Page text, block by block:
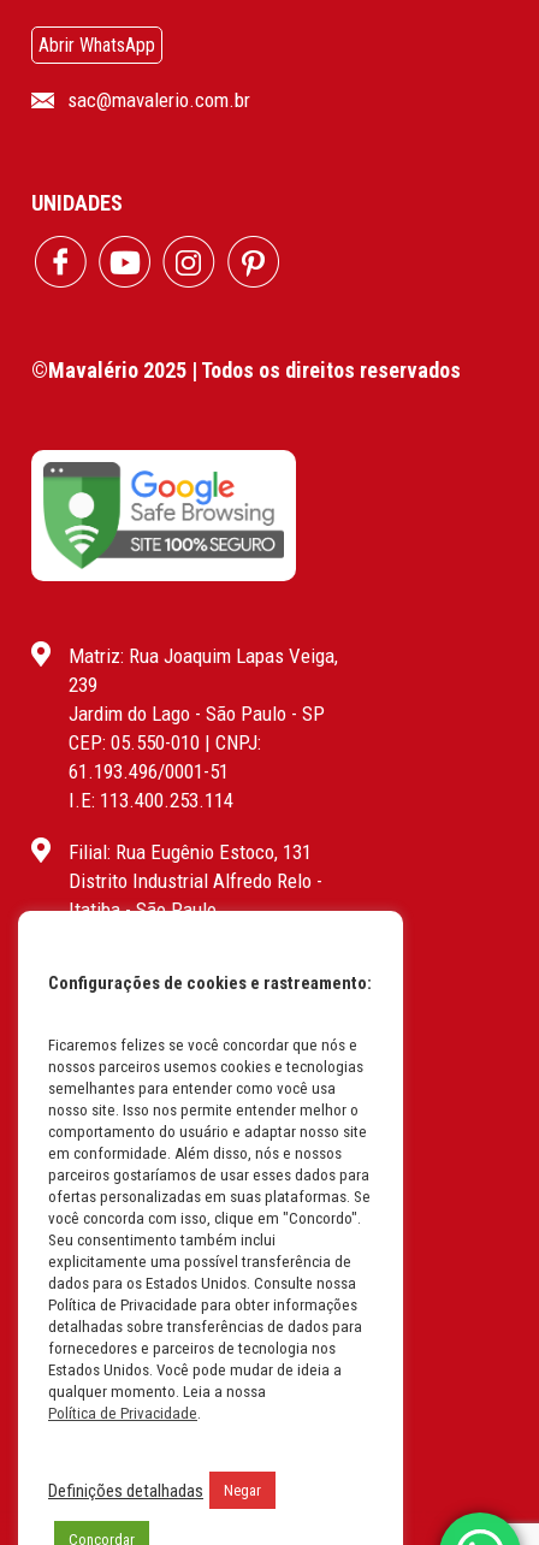
Abrir WhatsApp
sac@mavalerio.com.br
UNIDADES
©Mavalério 2025 | Todos os direitos reservados
Matriz: Rua Joaquim Lapas Veiga,
239
Jardim do Lago - São Paulo - SP
CEP: 05.550-010 | CNPJ:
61.193.496/0001-51
I.E: 113.400.253.114
Filial: Rua Eugênio Estoco, 131
Distrito Industrial Alfredo Relo -
Itatiba - São Paulo
I.E: 382.096.357.1147
Filial: Av. Odila Chaves Rodrigues,
1277
Parque industrial RM - Condomínio
Therapark - Jundiaí - São Paulo
CEP: 13.213-087 | CNPJ:
61.193.496/0018-08
I.E: 407.642.800.114
Filial: Rua em Projeto G, 728 – Letra A
B C D
Tabuleiro do Martins – Maceió -
Alagoas
CEP. 57081-036 | CNPJ:
61.193.496/0014-76
Filial: Mavalerio, USA Inc.
11990 N Lakeridge Pkwy
Configurações de cookies e rastreamento:
Ficaremos felizes se você concordar que nós e
nossos parceiros usemos cookies e tecnologias
semelhantes para entender como você usa
nosso site. Isso nos permite entender melhor o
comportamento do usuário e adaptar nosso site
em conformidade. Além disso, nós e nossos
parceiros gostaríamos de usar esses dados para
ofertas personalizadas em suas plataformas. Se
você concorda com isso, clique em "Concordo".
Seu consentimento também inclui
explicitamente uma possível transferência de
dados para os Estados Unidos. Consulte nossa
Política de Privacidade para obter informações
detalhadas sobre transferências de dados para
fornecedores e parceiros de tecnologia nos
Estados Unidos. Você pode mudar de ideia a
qualquer momento. Leia a nossa
Política de Privacidade.
Definições detalhadas Negar
Concordar